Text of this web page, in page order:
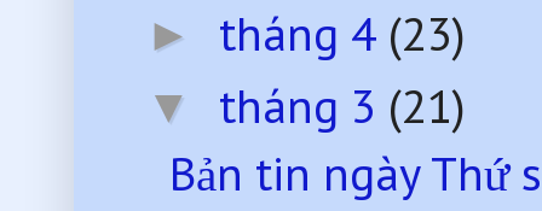
► tháng 4 (23)
▼ tháng 3 (21)
Bản tin ngày Thứ